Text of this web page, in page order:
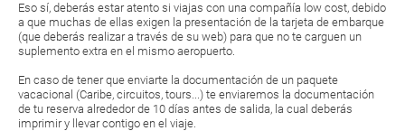
Eso sí, deberás estar atento si viajas con una compañía low cost, debido
a que muchas de ellas exigen la presentación de la tarjeta de embarque
(que deberás realizar a través de su web) para que no te carguen un
suplemento extra en el mismo aeropuerto.
En caso de tener que enviarte la documentación de un paquete
vacacional (Caribe, circuitos, tours...) te enviaremos la documentación
de tu reserva alrededor de 10 días antes de salida, la cual deberás
imprimir y llevar contigo en el viaje.